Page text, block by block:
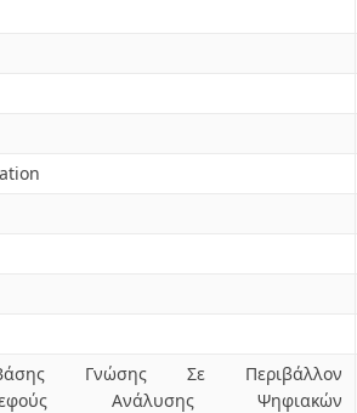
Γνώσης Σε Περιβάλλον
Ανάλυσης Ψηφιακών